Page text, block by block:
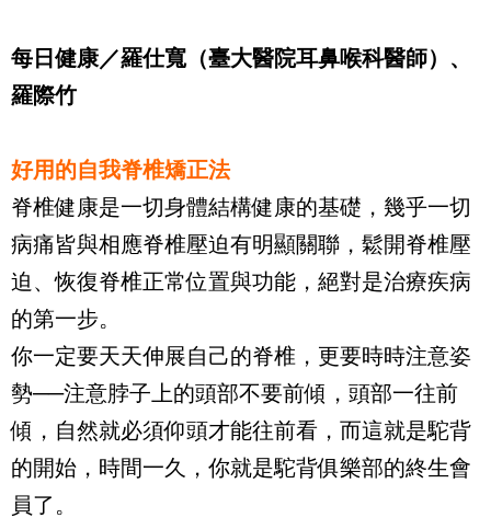
每日健康／羅仕寬（臺大醫院耳鼻喉科醫師）、
羅際竹
好用的自我脊椎矯正法
脊椎健康是一切身體結構健康的基礎，幾乎一切
病痛皆與相應脊椎壓迫有明顯關聯，鬆開脊椎壓
迫、恢復脊椎正常位置與功能，絕對是治療疾病
的第一步。
你一定要天天伸展自己的脊椎，更要時時注意姿
勢──注意脖子上的頭部不要前傾，頭部一往前
傾，自然就必須仰頭才能往前看，而這就是駝背
的開始，時間一久，你就是駝背俱樂部的終生會
員了。